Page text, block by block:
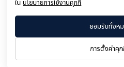
ย้อนก
ใน นโยบายการใช้งานคุกกี้
ยอมรับทั้งห
การตั้งค่าคุ